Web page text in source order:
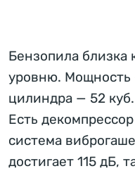
Бензопила близка
уровню. Мощность
цилиндра — 52
Есть
система
достигает 115 дБ,